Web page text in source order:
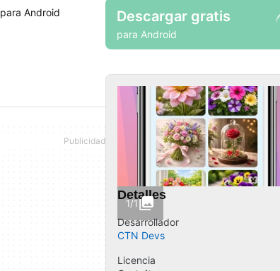
para Android
Descargar gratis
para Android
1/1
Detalles
Desarrollador
CTN Devs
Licencia